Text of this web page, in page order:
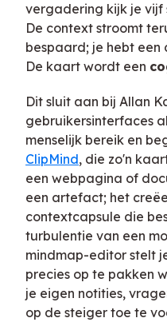
vergadering kijk je vijf
De context stroomt
bespaard; je hebt
De kaart wordt een
Dit sluit aan bij Allan
gebruikersinterfaces
menselijk bereik en
ClipMind, die zo'n
een webpagina of
een artefact; het
contextcapsule die
turbulentie van een
mindmap-editor stelt
precies op te pakken
je eigen notities,
op de steiger toe te